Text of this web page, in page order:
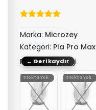
Marka: Microzey
Kategori: Pla Pro Max
Renk: Nar Çiçeği
Stokta Yok Stokta Yok
← Geri kaydır